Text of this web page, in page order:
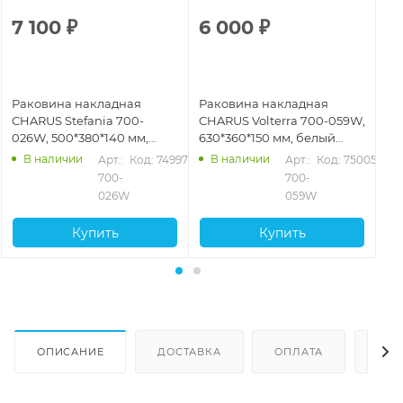
7 100 ₽
Раковина накладная
CHARUS Stefania 700-
026W, 500*380*140 мм,
белый глянцевый
В наличии
Арт.:
700-
026W
Код: 74997
Купить
6 000 ₽
Раковина накладная
CHARUS Volterra 700-059W,
630*360*150 мм, белый
глянцевый
В наличии
Арт.:
700-
059W
Код: 75005
Купить
ОПИСАНИЕ ДОСТАВКА ОПЛАТА